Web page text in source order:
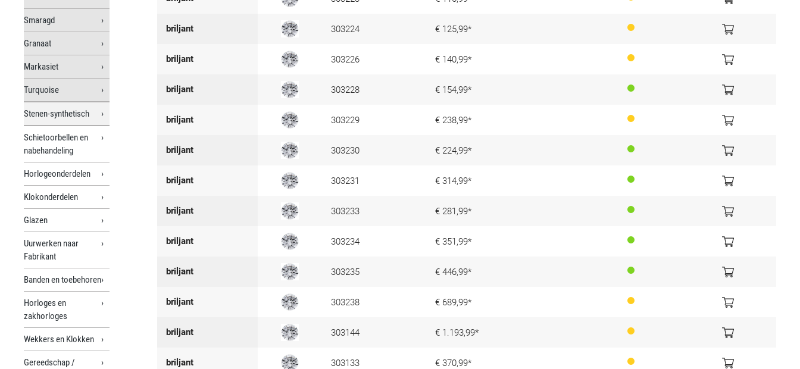
Smaragd
Granaat
Markasiet
Turquoise
Stenen-synthetisch
Schietoorbellen en
nabehandeling
Horlogeonderdelen
Klokonderdelen
Glazen
Uurwerken naar
Fabrikant
Banden en toebehoren
Horloges en
zakhorloges
Wekkers en Klokken
Gereedschap /
briljant 303224 € 125,99*
briljant 303226 € 140,99*
briljant 303228 € 154,99*
briljant 303229 € 238,99*
briljant 303230 € 224,99*
briljant 303231 € 314,99*
briljant 303233 € 281,99*
briljant 303234 € 351,99*
briljant 303235 € 446,99*
briljant 303238 € 689,99*
briljant 303144 € 1.193,99*
briljant 303133 € 370,99*